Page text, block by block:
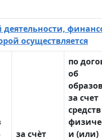
осуществляется
за счѐт
по
об
за счет
средств
и (или)